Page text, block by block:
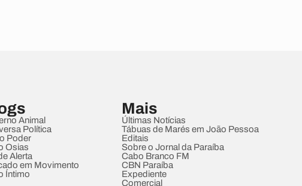
Animal
Política
Poder
Osias
Alerta
em Movimento
Íntimo
Mais
Últimas Notícias
Tábuas de Marés em João Pessoa
Editais
Sobre o Jornal da Paraíba
Cabo Branco FM
CBN Paraíba
Expediente
Comercial